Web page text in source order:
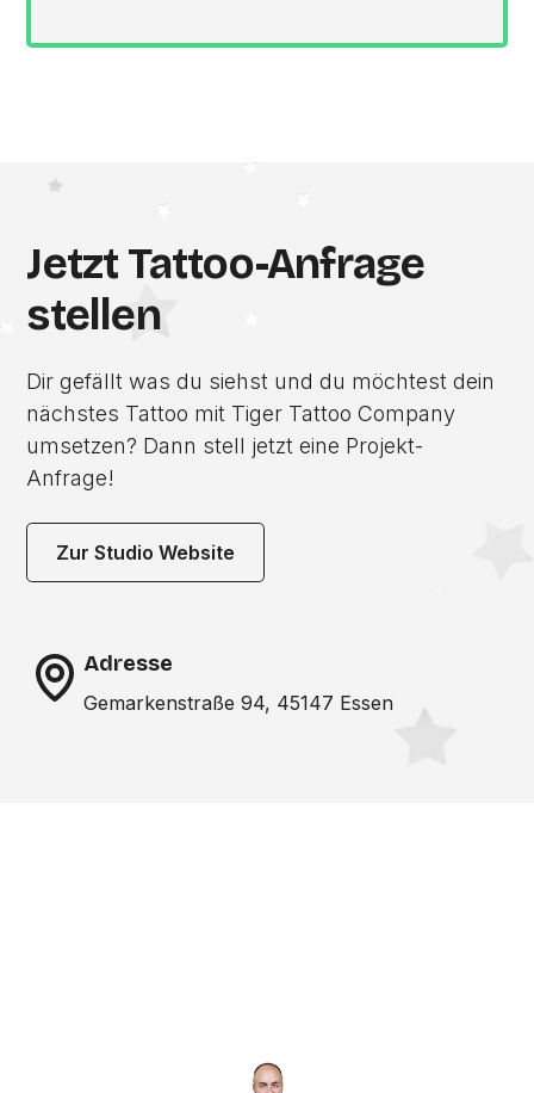
Jetzt Tattoo-Anfrage
stellen
Dir gefällt was du siehst und du möchtest dein
nächstes Tattoo mit Tiger Tattoo Company
umsetzen? Dann stell jetzt eine Projekt-
Anfrage!
Zur Studio Website
Adresse
Gemarkenstraße 94, 45147 Essen